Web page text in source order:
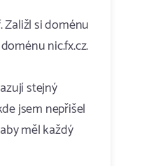
Zaližl si doménu
nic.fx.cz.
stejný
jsem nepřišel
měl každý